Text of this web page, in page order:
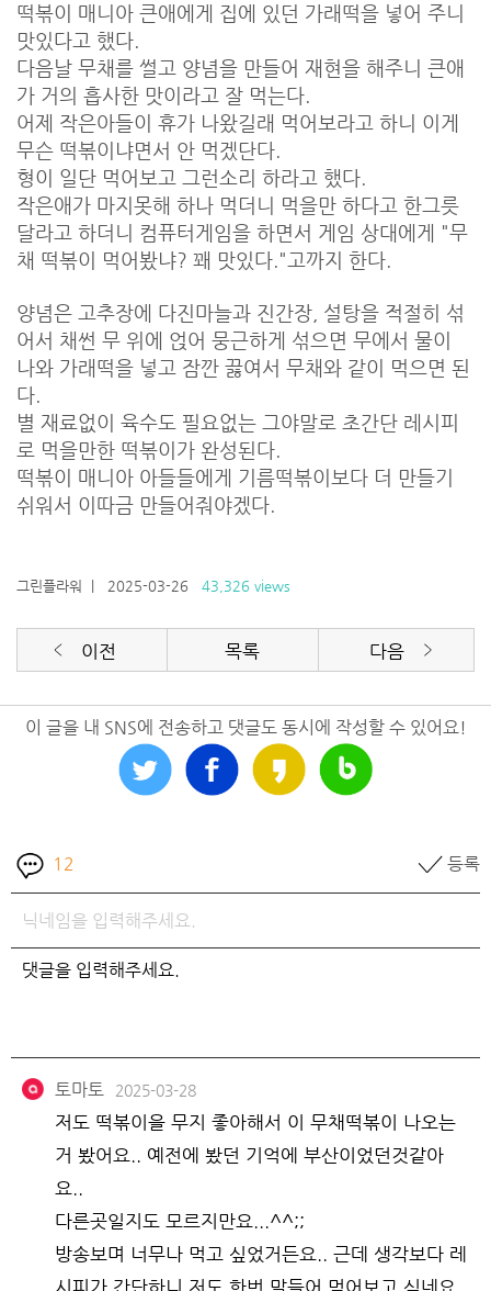
떡볶이 매니아 큰애에게 집에 있던 가래떡을 넣어 주니
맛있다고 했다.
다음날 무채를 썰고 양념을 만들어 재현을 해주니 큰애
가 거의 흡사한 맛이라고 잘 먹는다.
어제 작은아들이 휴가 나왔길래 먹어보라고 하니 이게
무슨 떡볶이냐면서 안 먹겠단다.
형이 일단 먹어보고 그런소리 하라고 했다.
작은애가 마지못해 하나 먹더니 먹을만 하다고 한그릇
달라고 하더니 컴퓨터게임을 하면서 게임 상대에게 "무
채 떡볶이 먹어봤냐? 꽤 맛있다."고까지 한다.
양념은 고추장에 다진마늘과 진간장, 설탕을 적절히 섞
어서 채썬 무 위에 얹어 뭉근하게 섞으면 무에서 물이
나와 가래떡을 넣고 잠깐 끓여서 무채와 같이 먹으면 된
다.
별 재료없이 육수도 필요없는 그야말로 초간단 레시피
로 먹을만한 떡볶이가 완성된다.
떡볶이 매니아 아들들에게 기름떡볶이보다 더 만들기
쉬워서 이따금 만들어줘야겠다.
그린플라워 | 2025-03-26 43,326 views
이전 목록 다음
이 글을 내 SNS에 전송하고 댓글도 동시에 작성할 수 있어요!
12 등록
토마토 2025-03-28
저도 떡볶이을 무지 좋아해서 이 무채떡볶이 나오는
거 봤어요.. 예전에 봤던 기억에 부산이었던것같아
요..
다른곳일지도 모르지만요...^^;;
방송보며 너무나 먹고 싶었거든요.. 근데 생각보다 레